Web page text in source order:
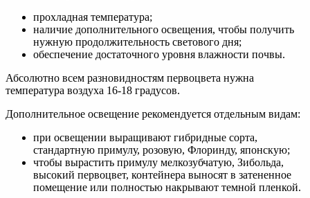
прохладная температура;
наличие дополнительного освещения, чтобы получить
нужную продолжительность светового дня;
обеспечение достаточного уровня влажности почвы.
Абсолютно всем разновидностям первоцвета нужна
температура воздуха 16-18 градусов.
Дополнительное освещение рекомендуется отдельным видам:
при освещении выращивают гибридные сорта,
стандартную примулу, розовую, Флоринду, японскую;
чтобы вырастить примулу мелкозубчатую, Зибольда,
высокий первоцвет, контейнера выносят в затененное
помещение или полностью накрывают темной пленкой.